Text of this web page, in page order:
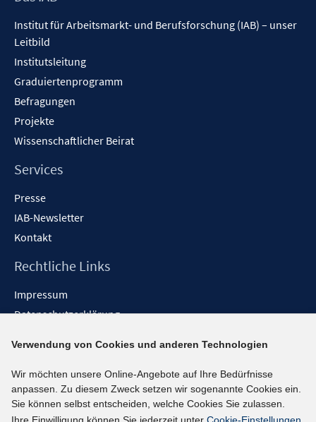
Institut für Arbeitsmarkt- und Berufsforschung (IAB) – unser
Leitbild
Institutsleitung
Graduiertenprogramm
Befragungen
Projekte
Wissenschaftlicher Beirat
Services
Presse
IAB-Newsletter
Kontakt
Rechtliche Links
Impressum
Datenschutzerklärung
Barrieren melden
Social-Media-Kanäle
BlueSky
Verwendung von Cookies und anderen Technologien
Wir möchten unsere Online-Angebote auf Ihre Bedürfnisse
anpassen. Zu diesem Zweck setzen wir sogenannte Cookies ein.
Sie können selbst entscheiden, welche Cookies Sie zulassen.